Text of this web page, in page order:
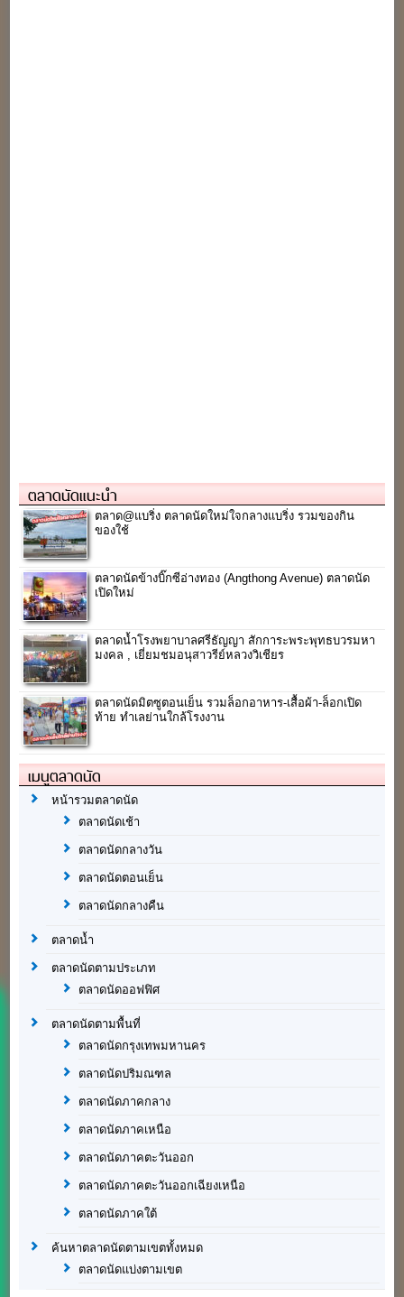
ตลาดนัดแนะนำ
ตลาด@แบริ่ง ตลาดนัดใหม่ใจกลางแบริ่ง รวมของกิน
ของใช้
ตลาดนัดข้างบิ๊กซี‎อ่างทอง‬ (Angthong Avenue) ตลาดนัด
เปิดใหม่
ตลาดน้ำโรงพยาบาลศรีธัญญา สักการะพระพุทธบวรมหา
มงคล , เยี่ยมชมอนุสาวรีย์หลวงวิเชียร
ตลาดนัดมิตซูตอนเย็น รวมล็อกอาหาร-เสื้อผ้า-ล็อกเปิด
ท้าย ทำเลย่านใกล้โรงงาน
เมนูตลาดนัด
หน้ารวมตลาดนัด
ตลาดนัดเช้า
ตลาดนัดกลางวัน
ตลาดนัดตอนเย็น
ตลาดนัดกลางคืน
ตลาดน้ำ
ตลาดนัดตามประเภท
ตลาดนัดออฟฟิศ
ตลาดนัดตามพื้นที่
ตลาดนัดกรุงเทพมหานคร
ตลาดนัดปริมณฑล
ตลาดนัดภาคกลาง
ตลาดนัดภาคเหนือ
ตลาดนัดภาคตะวันออก
ตลาดนัดภาคตะวันออกเฉียงเหนือ
ตลาดนัดภาคใต้
ค้นหาตลาดนัดตามเขตทั้งหมด
ตลาดนัดแบ่งตามเขต